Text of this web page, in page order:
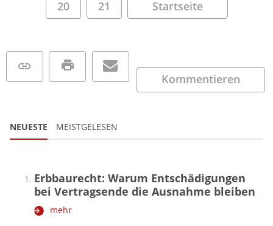
20
21 Startseite
Kommentieren
NEUESTE MEISTGELESEN
Erbbaurecht: Warum Entschädigungen
bei Vertragsende die Ausnahme bleiben
mehr